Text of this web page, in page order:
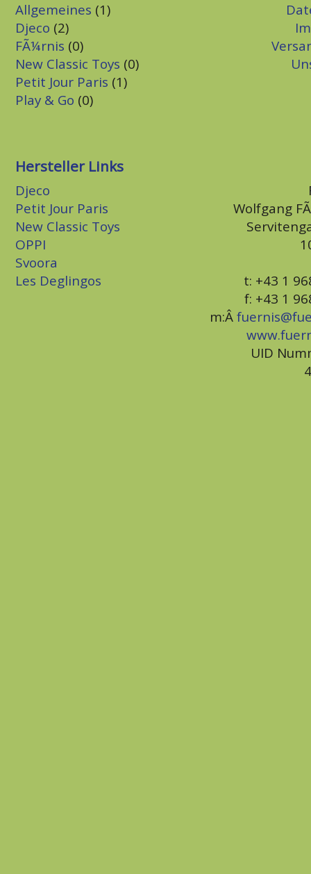
Allgemeines (1)
Djeco (2)
FÃ¼rnis (0)
New Classic Toys (0)
Petit Jour Paris (1)
Play & Go (0)
Hersteller Links
Djeco
Petit Jour Paris
New Classic Toys
OPPI
Svoora
Les Deglingos
Wolfgang
t: +43 1
f: +43 1
m:Â
UID